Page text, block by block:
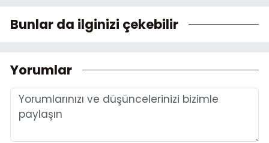
Bunlar da ilginizi çekebilir
Yorumlar